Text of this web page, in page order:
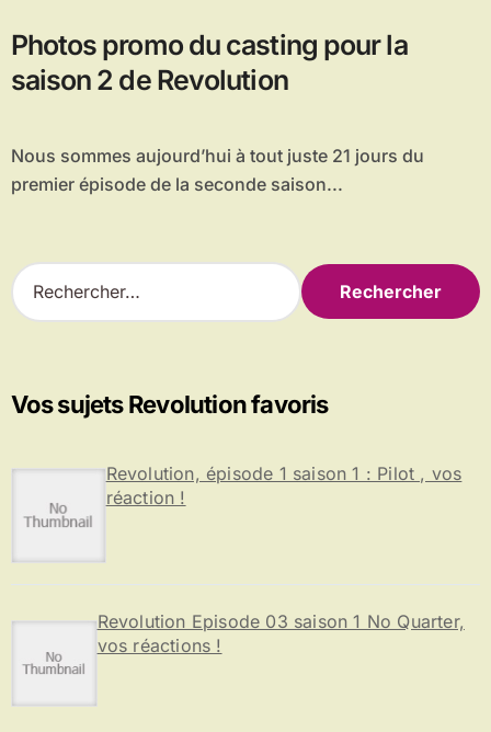
Photos promo du casting pour la
saison 2 de Revolution
Nous sommes aujourd’hui à tout juste 21 jours du
premier épisode de la seconde saison...
R
e
r
c
e
Vos sujets Revolution favoris
Revolution, épisode 1 saison 1 : Pilot , vos
réaction !
Revolution Episode 03 saison 1 No Quarter,
vos réactions !